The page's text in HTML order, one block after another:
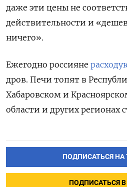
даже эти цены не
действительности и
ничего».
Ежегодно россияне
дров. Печи топят в
Хабаровском и
области и других регионах
ПОДПИСАТЬСЯ НА
ПОДПИСАТЬСЯ В